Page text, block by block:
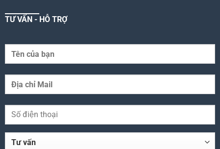
TƯ VẤN - HỖ TRỢ